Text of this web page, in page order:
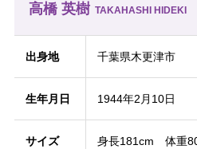
高橋 英樹 TAKAHASHI HIDEKI
出身地 千葉県木更津市
生年月日 1944年2月10日
サイズ 身長181cm 体重